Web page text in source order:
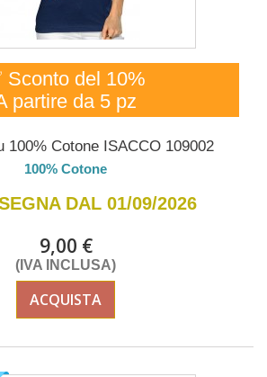
Sconto del 10%
partire da 5 pz
100% Cotone ISACCO 109002
100% Cotone
DAL 01/09/2026
9,00 €
(IVA INCLUSA)
ACQUISTA